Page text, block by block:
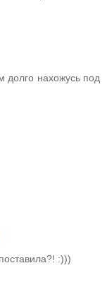
долго нахожусь под
:)))